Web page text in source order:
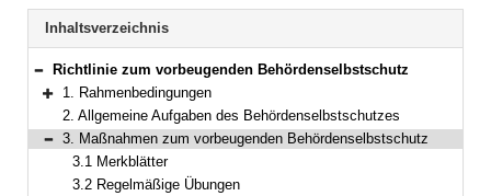
BAYERN.RECHT
letzten
Suche
Navigation
Inhaltsverzeichnis
Bereich reduzieren
Richtlinie zum vorbeugenden Behördenselbstschutz
Bereich erweitern
1. Rahmenbedingungen
2. Allgemeine Aufgaben des Behördenselbstschutzes
Bereich reduzieren
3. Maßnahmen zum vorbeugenden Behördenselbstschutz
3.1 Merkblätter
3.2 Regelmäßige Übungen